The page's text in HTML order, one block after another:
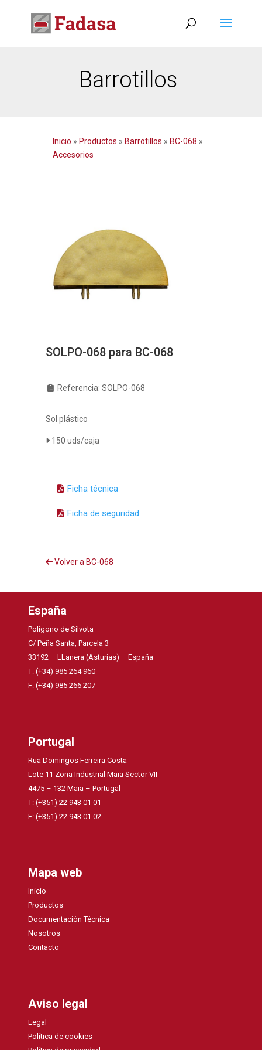
Barrotillos
Inicio » Productos » Barrotillos » BC-068 »
Accesorios
SOLPO-068 para BC-068
Referencia: SOLPO-068
Sol plástico
150 uds/caja
Ficha técnica
Ficha de seguridad
Volver a BC-068
España
Poligono de Silvota
C/ Peña Santa, Parcela 3
33192 – LLanera (Asturias) – España
T: (+34) 985 264 960
F: (+34) 985 266 207
Portugal
Rua Domingos Ferreira Costa
Lote 11 Zona Industrial Maia Sector VII
4475 – 132 Maia – Portugal
T: (+351) 22 943 01 01
F: (+351) 22 943 01 02
Mapa web
Inicio
Productos
Documentación Técnica
Nosotros
Contacto
Aviso legal
Legal
Política de cookies